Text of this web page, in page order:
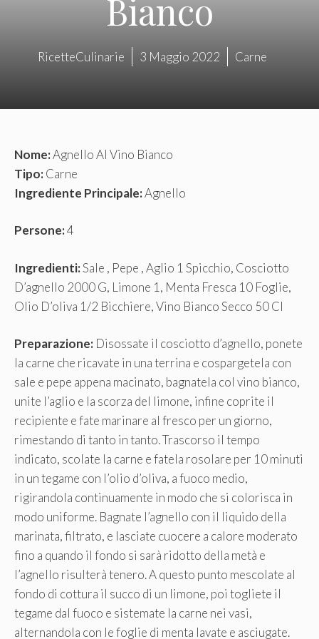
Bianco
RicetteCulinarie 3 Maggio 2022 Carne
Nome:Agnello Al Vino Bianco
Tipo:Carne
Ingrediente Principale:Agnello
Persone:4
Ingredienti:Sale , Pepe , Aglio 1 Spicchio, Cosciotto
D’agnello 2000 G, Limone 1, Menta Fresca 10 Foglie,
Olio D’oliva 1/2 Bicchiere, Vino Bianco Secco 50 Cl
Preparazione: Disossate il cosciotto d’agnello, ponete
la carne che ricavate in una terrina e cospargetela con
sale e pepe appena macinato, bagnatela col vino bianco,
unite l’aglio e la scorza del limone, infine coprite il
recipiente e fate marinare al fresco per un giorno,
rimestando di tanto in tanto. Trascorso il tempo
indicato, scolate la carne e fatela rosolare per 10 minuti
in un tegame con l’olio d’oliva, a fuoco medio,
rigirandola continuamente in modo che si colorisca in
modo uniforme. Bagnate l’agnello con il liquido della
marinata, filtrato, e lasciate cuocere a calore moderato
fino a quando il fondo si sarà ridotto della metà e
l’agnello risulterà tenero. A questo punto mescolate al
fondo di cottura il succo di un limone, poi togliete il
tegame dal fuoco e sistemate la carne nei vasi,
alternandola con le foglie di menta lavate e asciugate.